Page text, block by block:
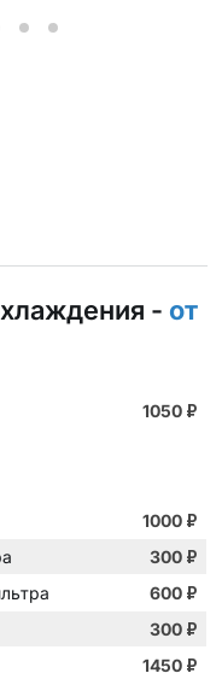
- от
1050 ₽
1000 ₽
300 ₽
600 ₽
300 ₽
1450 ₽